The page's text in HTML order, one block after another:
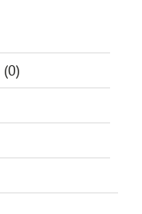
(0)